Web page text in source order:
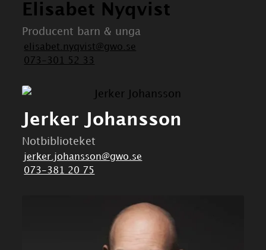
Elisabet Nyqvist
Producent barn & unga
elisabet.nyqvist@gwo.se
073-301 52 33
Jerker Johansson
Notbiblioteket
jerker.johansson@gwo.se
073-381 20 75